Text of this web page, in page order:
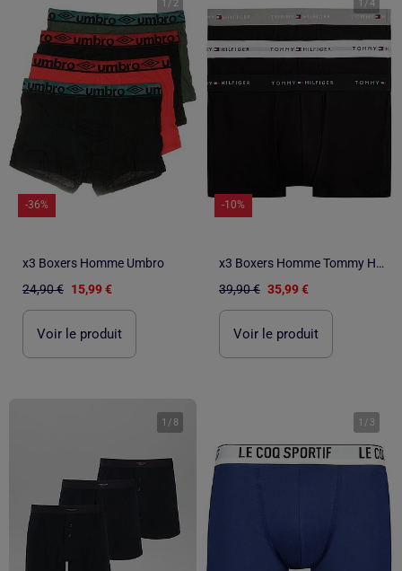
1 / 2
-36%
x3 Boxers Homme Umbro
24,90 € 15,99 €
Voir le produit
1 /4
-10%
x3 Boxers Homme Tommy Hilfiger
39,90 € 35,99 €
Voir le produit
1 / 8 1 / 3